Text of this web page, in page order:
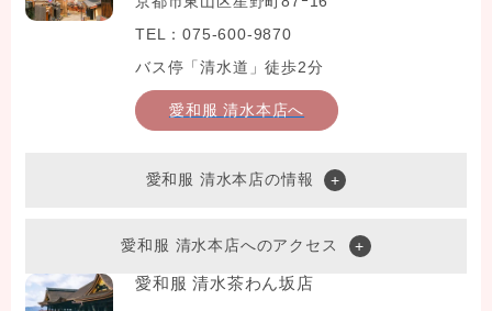
TEL：075-600-9870
バス停「清水道」徒歩2分
愛和服 清水本店へ
愛和服 清水本店の情報
愛和服 清水本店へのアクセス
愛和服 清水茶わん坂店